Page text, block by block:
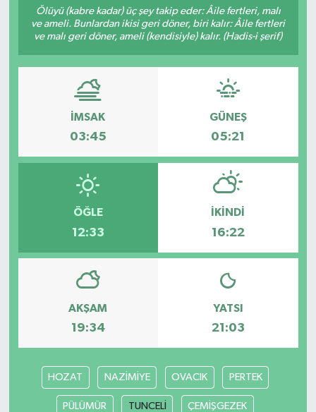
Ölüyü (kabre kadar) üç şey takip eder: Âile fertleri, malı
ve ameli. Bunlardan ikisi geri döner, biri kalır: Âile fertleri
ve malı geri döner, ameli (kendisiyle) kalır. (Hadis-i şerif)
İMSAK
03:45
GÜNEŞ
05:21
ÖĞLE
12:33
İKINDI
16:22
AKŞAM
19:34
YATSI
21:03
HOZAT NAZİMİYE OVACIK PERTEK
PÜLÜMÜR TUNCELİ ÇEMİŞGEZEK
RESMİ İLANLAR